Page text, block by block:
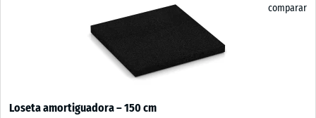
comparar
Loseta amortiguadora – 150 cm